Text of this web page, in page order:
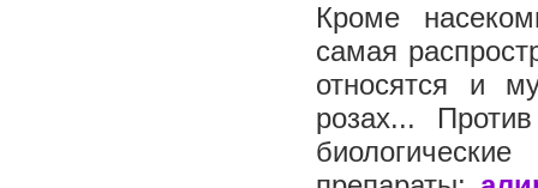
Кроме
самая
относятся и
розах...
биологические